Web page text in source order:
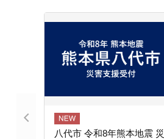
八代市 令和8年熊本地震 災